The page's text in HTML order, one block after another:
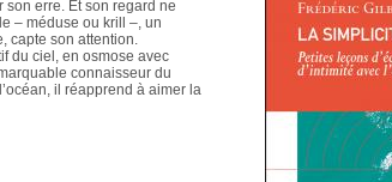
son erre. Et son regard ne
– méduse ou krill –, un
capte son attention.
du ciel, en osmose avec
connaisseur du
il réapprend à aimer la